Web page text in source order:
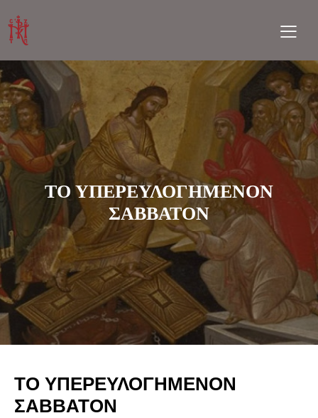
ΤΟ ΥΠΕΡΕΥΛΟΓΗΜΕΝΟΝ
ΣΑΒΒΑΤΟΝ
ΤΟ ΥΠΕΡΕΥΛΟΓΗΜΕΝΟΝ
ΣΑΒΒΑΤΟΝ